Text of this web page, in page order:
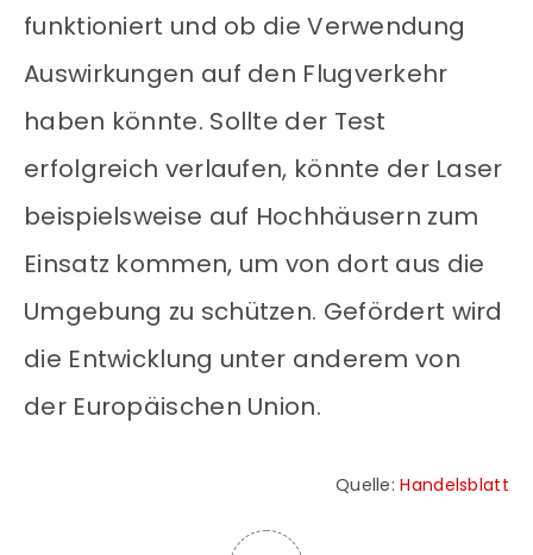
funktioniert und ob die Verwendung
Auswirkungen auf den Flugverkehr
haben könnte. Sollte der Test
erfolgreich verlaufen, könnte der Laser
beispielsweise auf Hochhäusern zum
Einsatz kommen, um von dort aus die
Umgebung zu schützen. Gefördert wird
die Entwicklung unter anderem von
der Europäischen Union.
Quelle:Handelsblatt